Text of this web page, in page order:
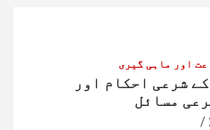
اور ماہی گیری
شرعی احکام اور
مسائل